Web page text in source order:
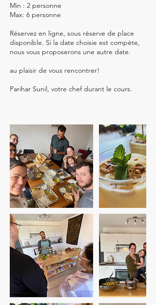
Min : 2 personne
Max: 6 personne
Réservez en ligne, sous réserve de place
disponible. Si la date choisie est compète,
nous vous proposerons une autre date.
au plaisir de vous rencontrer!
Parihar Sunil, votre chef durant le cours.